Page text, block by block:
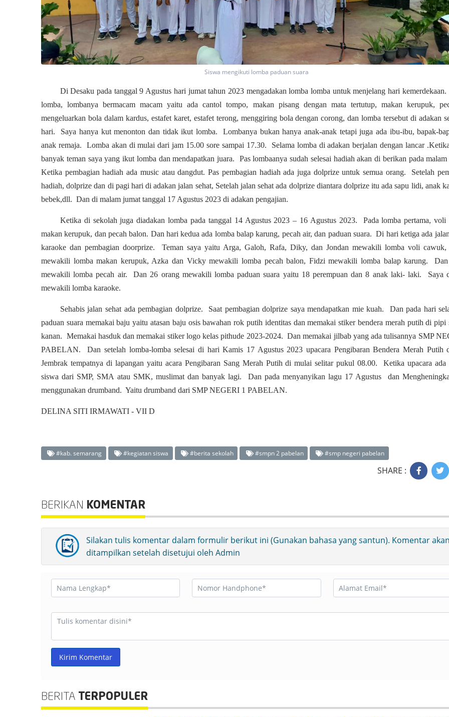
Siswa mengikuti lomba paduan suara
Di Desaku pada tanggal 9 Agustus hari jumat tahun 2023 mengadakan lomba lomba untuk menjelang hari
lomba, lombanya bermacam macam yaitu ada cantol tompo, makan pisang dengan mata tertutup, makan kerupuk,
mengeluarkan bola dalam kardus, estafet karet, estafet terong, menggiring bola dengan corong, dan lomba tersebut di adakan
hari. Saya hanya kut menonton dan tidak ikut lomba. Lombanya bukan hanya anak-anak tetapi juga ada ibu-ibu, bapak-
anak remaja. Lomba akan di mulai dari jam 15.00 sore sampai 17.30. Selama lomba di adakan berjalan dengan lancar
banyak teman saya yang ikut lomba dan mendapatkan juara. Pas lombaanya sudah selesai hadiah akan di berikan pada
Ketika pembagian hadiah ada music atau dangdut. Pas pembagian hadiah ada juga dolprize untuk semua orang. Setelah
hadiah, dolprize dan di pagi hari di adakan jalan sehat, Setelah jalan sehat ada dolprize diantara dolprize itu ada sapu lidi, anak
bebek,dll. Dan di malam jumat tanggal 17 Agustus 2023 di adakan pengajian.
Ketika di sekolah juga diadakan lomba pada tanggal 14 Agustus 2023 – 16 Agustus 2023. Pada lomba pertama, voli
makan kerupuk, dan pecah balon. Dan hari kedua ada lomba balap karung, pecah air, dan paduan suara. Di hari ketiga ada
karaoke dan pembagian doorprize. Teman saya yaitu Arga, Galoh, Rafa, Diky, dan Jondan mewakili lomba voli cawuk,
mewakili lomba makan kerupuk, Azka dan Vicky mewakili lomba pecah balon, Fidzi mewakili lomba balap karung.
mewakili lomba pecah air. Dan 26 orang mewakili lomba paduan suara yaitu 18 perempuan dan 8 anak laki- laki. Saya
mewakili lomba karaoke.
Sehabis jalan sehat ada pembagian dolprize. Saat pembagian dolprize saya mendapatkan mie kuah. Dan pada hari
paduan suara memakai baju yaitu atasan baju osis bawahan rok putih identitas dan memakai stiker bendera merah putih di pipi
kanan. Memakai hasduk dan memakai stiker logo kelas pithude 2023-2024. Dan memakai jilbab yang ada tulisannya SMP
PABELAN. Dan setelah lomba-lomba selesai di hari Kamis 17 Agustus 2023 upacara Pengibaran Bendera Merah Putih
Jembrak tempatnya di lapangan yaitu acara Pengibaran Sang Merah Putih di mulai selitar pukul 08.00. Ketika upacara ada
siswa dari SMP, SMA atau SMK, muslimat dan banyak lagi. Dan pada menyanyikan lagu 17 Agustus dan
menggunakan drumband. Yaitu drumband dari SMP NEGERI 1 PABELAN.
DELINA SITI IRMAWATI - VII D
#kab. semarang #kegiatan siswa #berita sekolah #smpn 2 pabelan #smp negeri pabelan
SHARE :
BERIKAN KOMENTAR
Silakan tulis komentar dalam formulir berikut ini (Gunakan bahasa yang santun). Komentar
ditampilkan setelah disetujui oleh Admin
Kirim Komentar
BERITA TERPOPULER